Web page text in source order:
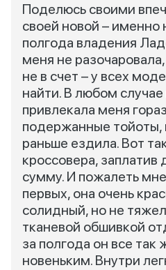
Поделюсь своими
своей новой – именно
полгода владения
меня не
не в счет – у всех
найти. В любом случае
привлекала меня
подержанные тойоты,
раньше ездила. Вот
кроссовера,
сумму. И пожалеть
первых, она очень
солидный, но не
тканевой обшивкой
за полгода он все так
новеньким. Внутри